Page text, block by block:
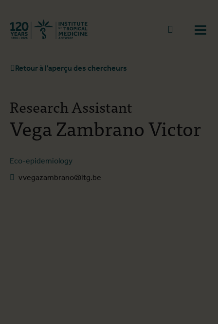
Retourner à la page d'accueil
go to
Retour à l'aperçu des chercheurs
Vega Zambrano Victor
Research Assistant
Eco-epidemiology
vvegazambrano@itg.be